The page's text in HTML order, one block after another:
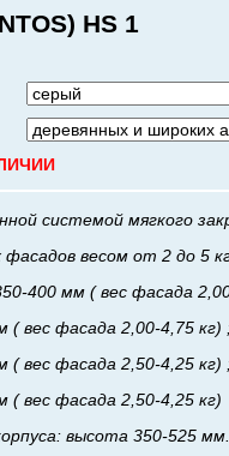
HS 1
системой мягкого
весом от 2 до 5
400 мм ( вес фасада
( вес фасада 2,00-4,75 кг)
( вес фасада 2,50-4,25 кг)
( вес фасада 2,50-4,25 кг)
высота 350-525